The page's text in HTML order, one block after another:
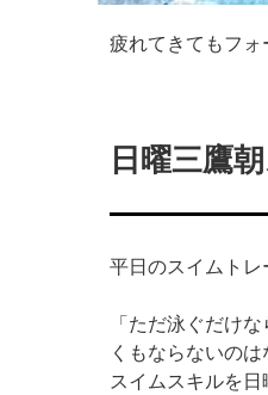
疲れてきてもフォ
日曜三鷹
平日のスイムト
「ただ泳ぐだけ
くもならないの
スイムスキルを日